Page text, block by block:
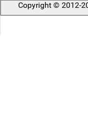
Copyright © 2012-